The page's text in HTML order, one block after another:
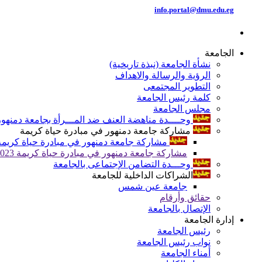
info.portal@dmu.edu.eg
الجامعة
نشأة الجامعة (نبذة تاريخية)
الرؤية والرسالة والاهداف
التطوير المجتمعى
كلمة رئيس الجامعة
مجلس الجامعة
وحــــدة مناهضة العنف ضد المـــرأة بجامعة
مشاركة جامعة دمنهور في مبادرة حياة كريمة
مشاركة جامعة دمنهور في مبادرة حياة كريمة
مشاركة جامعة دمنهور في مبادرة حياة كريمة 2023
وحـــدة التضامن الإجتماعى بالجامعة
الشراكات الداخلية للجامعة
جامعة عين شمس
حقائق وأرقام
الإتصال بالجامعة
إدارة الجامعة
رئيس الجامعة
نواب رئيس الجامعة
أمناء الجامعة